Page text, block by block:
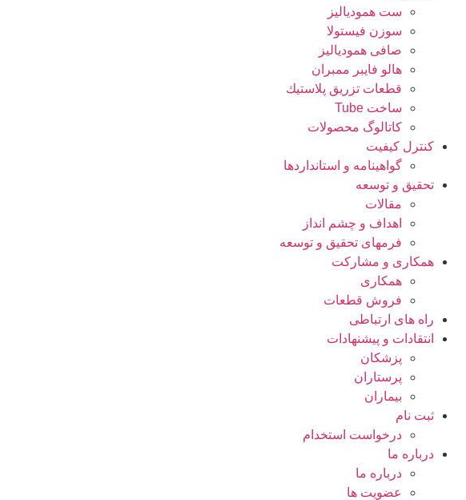
ست همودیالیز
سوزن فیستولا
صافی همودیالیز
هالو فایبر ممبران
قطعات تزريق پلاستيك
ساخت Tube
کاتالوگ محصولات
کنترل کیفیت
گواهينامه و استانداردها
تحقيق و توسعه
مقالات
اهداف و چشم انداز
فرمهای تحقیق و توسعه
همکاری و مشارکت
همکاری
فروش قطعات
راه های ارتباطی
انتقادات و پيشنهادات
پزشكان
پرستاران
بيماران
ثبت نام
درخواست استخدام
درباره ما
درباره ما
عضویت ها